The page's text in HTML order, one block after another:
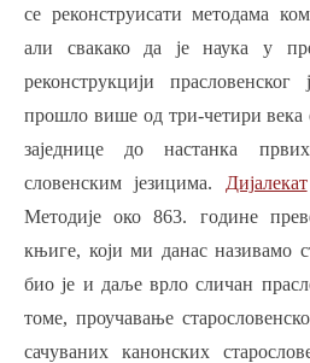
се реконструисати методама
али свакако да је наука у
реконструкцији
прошло више од три-четири века
заједнице до настанка
словенским језицима. Дијалекат
Методије око 863. године
књиге, који ми данас називамо
био је и даље врло сличан
томе, проучавање
сачуваних канонских